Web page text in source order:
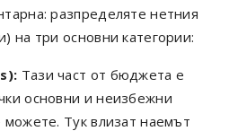
разпределяте нетния
на три основни категории:
Тази част от бюджета е
основни и неизбежни
Тук влизат наемът